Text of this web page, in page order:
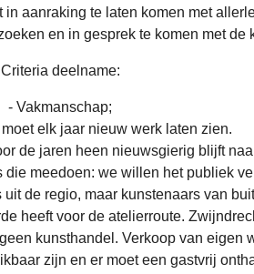
aanraking te laten komen met
en in gesprek te komen met de
Criteria deelname:
- Vakmanschap;
elk jaar nieuw werk laten zien.
de jaren heen nieuwsgierig blijft
meedoen: we willen het publiek
de regio, maar kunstenaars van
heeft voor de atelierroute.
kunsthandel. Verkoop van eigen
zijn en er moet een gastvrij